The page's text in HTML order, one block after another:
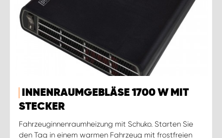
INNENRAUMGEBLÄSE 1700 W MIT
STECKER
Fahrzeuginnenraumheizung mit Schuko. Starten Sie
den Tag in einem warmen Fahrzeug mit frostfreien